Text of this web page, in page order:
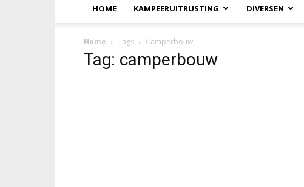
HOME KAMPEERUITRUSTING DIVERSEN
Home Tags Camperbouw
Tag: camperbouw